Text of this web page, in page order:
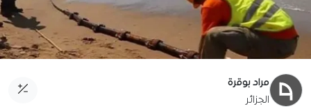
مراد بوقرة
الجزائر